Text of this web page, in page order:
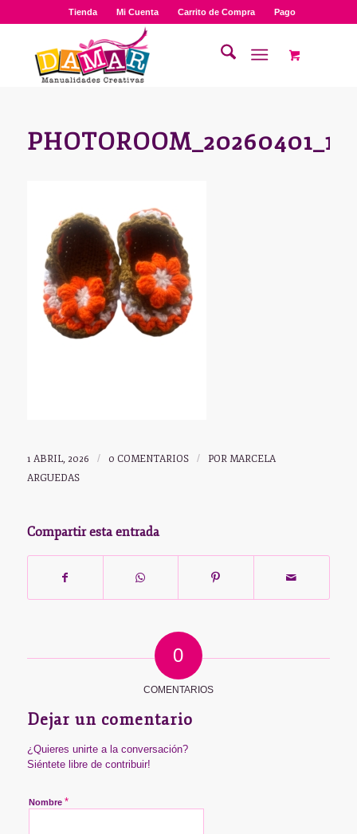
Tienda Mi Cuenta Carrito de Compra Pago
1 ABRIL, 2026 / 0 COMENTARIOS / POR MARCELA
ARGUEDAS
Compartir esta entrada
0
COMENTARIOS
Dejar un comentario
¿Quieres unirte a la conversación?
Siéntete libre de contribuir!
Nombre *